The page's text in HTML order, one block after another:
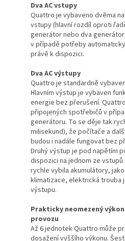
Dva AC vstupy
Quattro je vybaveno dvěma
vstupy (hlavní rozdíl oproti
generátor nebo dva
v případě potřeby
právě k dispozici.
Dva AC výstupy
Quattro je standardně
Hlavním výstup je vybaven
energie bez přerušení.
připojených spotřebičů v
generátoru. To se děje tak
milisekund), že počítače a
budou i nadále fungovat bez
Druhý výstup je pod napětím
dispozici na jednom ze
rychle vybila akumulátory,
klimatizace, elektrická trouba
výstupu.
Prakticky neomezený
provozu
Až 6 jednotek Quattro může
dosažení vyššího výkonu.